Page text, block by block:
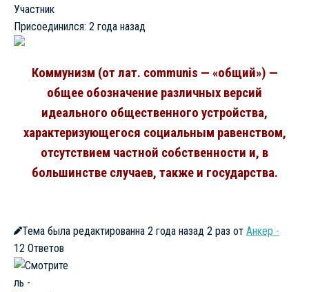
Участник
Присоединился: 2 года назад
Коммунизм (от лат. communis — «общий») —
общее обозначение различных версий
идеального общественного устройства,
характеризующегося социальным равенством,
отсутствием частной собственности и, в
большинстве случаев, также и государства.
Тема была редактированна 2 года назад 2 раз от Анкер -
12 Ответов